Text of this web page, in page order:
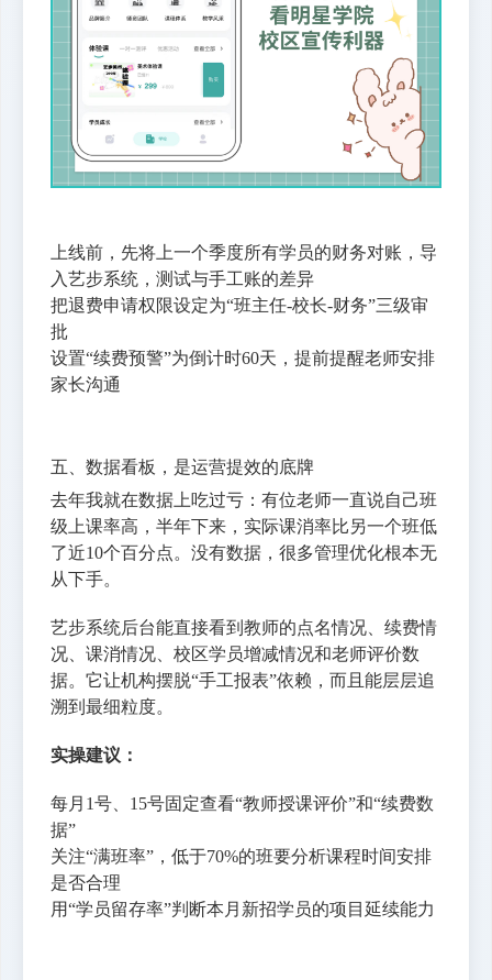
上线前，先将上一个季度所有学员的财务对账，导
入艺步系统，测试与手工账的差异
把退费申请权限设定为“班主任-校长-财务”三级审
批
设置“续费预警”为倒计时60天，提前提醒老师安排
家长沟通
五、数据看板，是运营提效的底牌
去年我就在数据上吃过亏：有位老师一直说自己班
级上课率高，半年下来，实际课消率比另一个班低
了近10个百分点。没有数据，很多管理优化根本无
从下手。
艺步系统后台能直接看到教师的点名情况、续费情
况、课消情况、校区学员增减情况和老师评价数
据。它让机构摆脱“手工报表”依赖，而且能层层追
溯到最细粒度。
实操建议：
每月1号、15号固定查看“教师授课评价”和“续费数
据”
关注“满班率”，低于70%的班要分析课程时间安排
是否合理
用“学员留存率”判断本月新招学员的项目延续能力